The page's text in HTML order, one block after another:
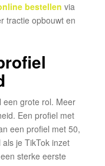
bestellen via
tractie opbouwt en
een grote rol. Meer
Een profiel met
een profiel met 50,
je TikTok inzet
sterke eerste